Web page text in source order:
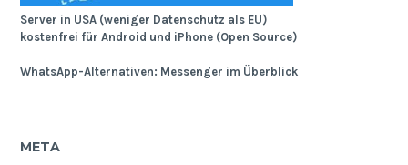
Server in USA (weniger Datenschutz als EU)
kostenfrei für Android und iPhone (Open Source)
WhatsApp-Alternativen: Messenger im Überblick
META